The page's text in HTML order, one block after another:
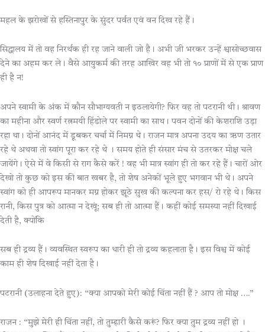
महल के झरोखों से हस्तिनापुर के सुंदर पर्वत एवं वन दिख रहे हैं।
सिद्धालय में तो वह निरर्थक ही रह जाने वाली जो है। अभी जी भरकर उन्हें श्वासोच्छवास
देने का अहम कर ले। वैसे आयुकर्म की तरह आखिर वह भी तो १० प्राणों में से एक प्राण
ही है न!
अपने स्वामी के अंक में कौन सौभाग्यवती न इठलायेगी? फिर वह तो पटरानी थी। श्रावण
का महीना और स्वर्ण रत्नमयी हिंडोले पर स्वामी का साथ। पवन दोनों की केशराशि उड़ा
रहा था। दोनों आनंद में डूबकर चर्चा में निमग्न थे। राजन मात्र अपना उदय का ऋण उतार
रहे थे अथवा तो स्वांग पूरा कर रहे थे । समय होते ही संसार मंच से उतरकर मोक्ष चले
जायेंगे। ऐसे में वे किसी से राग कैसे करें ! वह भी मात्र स्वांग ही तो कर रहे हैं। चारों ओर
देखो तो कुछ को इस की बात खबर है, तो शेष अनेकों भूले हुए भगवान भी थे। अपने
स्वांग को ही आपरूप मानकर मग्न होकर झूठे सुख की कल्पना कर हस/ रो रहे थे। किस
रानी, किस पुत्र को आत्मा न देखूं; सब ही तो आत्मा हैं। कहीं कोई समस्या नहीं दिखाई
देती है, क्योंकि
सब ही द्रव्य हैं। व्यवस्थित स्वरूप का धारी ही तो द्रव्य कहलाता है। इस विश्व में कोई
काम ही शेष दिखाई नहीं देता है।
पटरानी (उलाहना देते हुए): “क्या आपको मेरी कोई चिंता नहीं हैं ? आप तो मोक्ष ….”
राजन : “मुझे मेरी ही चिंता नहीं, तो तुम्हारी कैसे करूं? फिर क्या तुम द्रव्य नहीं हो ।